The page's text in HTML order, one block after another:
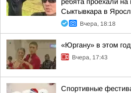
Сыктывкара в
Вчера, 18:18
«Юргану» в этом
Вчера, 17:43
Спортивные